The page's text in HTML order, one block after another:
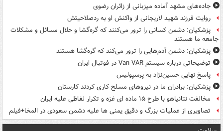
جاده‌های مشهد آماده میزبانی از زائران رضوی
روایت فرزند شهید لاریجانی از واکنش او به ردصلاحیتش
پزشکیان: دشمن کسانی را ترور می‌کنند که گره‌گشا و حلال مسائل و مشکلات
جامعه ما هستند
پزشکیان: دشمن آدم‌هایی را ترور می‌کند که گره‌گشا هستند
توضیحاتی درباره سیستم Van VAR در فوتبال ایران
پاسخ نهایی حسین‌نژاد به پرسپولیس
پزشکیان: برادران ما در نیروهای مسلح کاری کردند کارستان
مخالفت نتانیاهو با طرح ۱۵ ماده ای غزه و تکرار لفاظی علیه ایران
تصاویری از عملیات بزرگ و دقیق یمنی ها علیه دشمن سعودی در المخا+فیلم